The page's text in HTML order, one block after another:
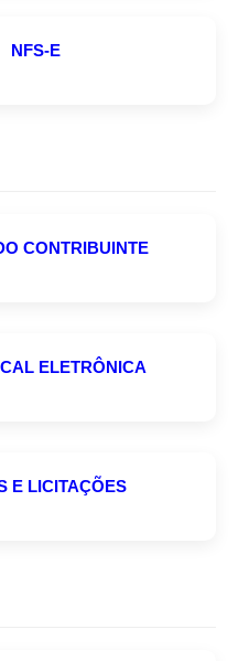
NFS-E
CONTRIBUINTE
ELETRÔNICA
E LICITAÇÕES